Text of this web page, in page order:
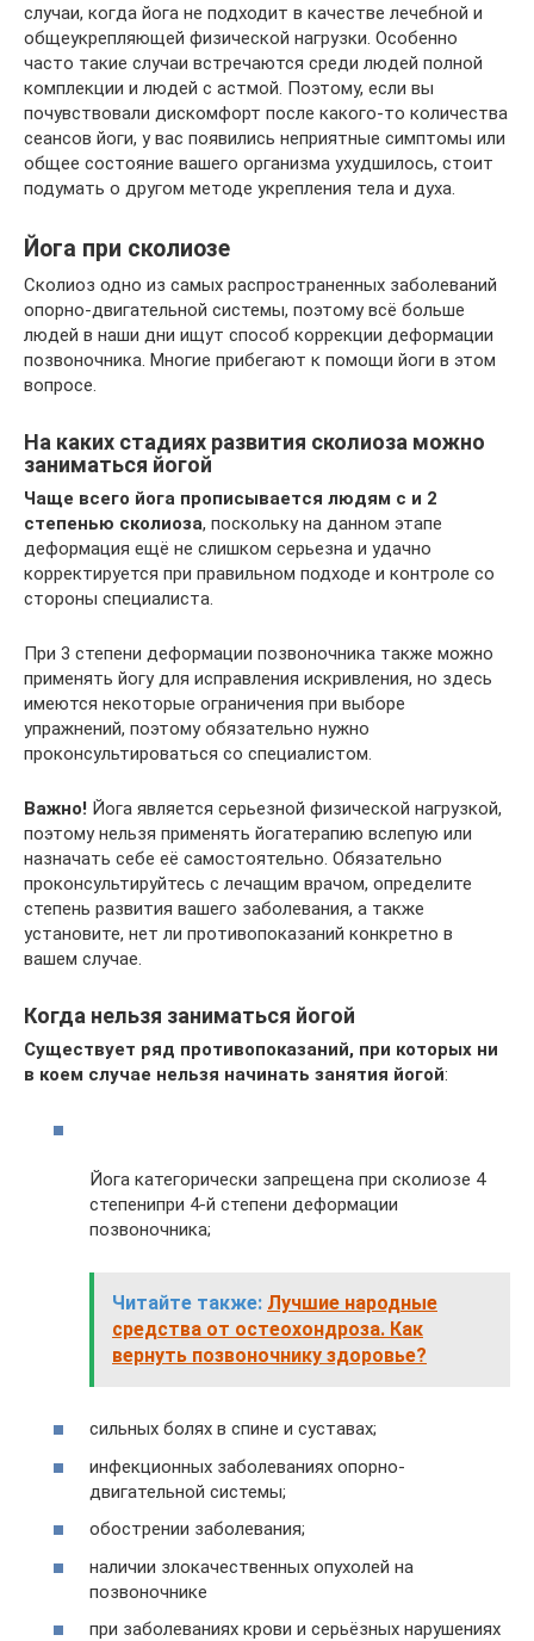
случаи, когда йога не подходит в качестве лечебной и
общеукрепляющей физической нагрузки. Особенно
часто такие случаи встречаются среди людей полной
комплекции и людей с астмой. Поэтому, если вы
почувствовали дискомфорт после какого-то количества
сеансов йоги, у вас появились неприятные симптомы или
общее состояние вашего организма ухудшилось, стоит
подумать о другом методе укрепления тела и духа.
Йога при сколиозе
Сколиоз одно из самых распространенных заболеваний
опорно-двигательной системы, поэтому всё больше
людей в наши дни ищут способ коррекции деформации
позвоночника. Многие прибегают к помощи йоги в этом
вопросе.
На каких стадиях развития сколиоза можно
заниматься йогой
Чаще всего йога прописывается людям с и 2
степенью сколиоза, поскольку на данном этапе
деформация ещё не слишком серьезна и удачно
корректируется при правильном подходе и контроле со
стороны специалиста.
При 3 степени деформации позвоночника также можно
применять йогу для исправления искривления, но здесь
имеются некоторые ограничения при выборе
упражнений, поэтому обязательно нужно
проконсультироваться со специалистом.
Важно! Йога является серьезной физической нагрузкой,
поэтому нельзя применять йогатерапию вслепую или
назначать себе её самостоятельно. Обязательно
проконсультируйтесь с лечащим врачом, определите
степень развития вашего заболевания, а также
установите, нет ли противопоказаний конкретно в
вашем случае.
Когда нельзя заниматься йогой
Существует ряд противопоказаний, при которых ни
в коем случае нельзя начинать занятия йогой:
Йога категорически запрещена при сколиозе 4
степенипри 4-й степени деформации
позвоночника;
Читайте также: Лучшие народные
средства от остеохондроза. Как
вернуть позвоночнику здоровье?
сильных болях в спине и суставах;
инфекционных заболеваниях опорно-
двигательной системы;
обострении заболевания;
наличии злокачественных опухолей на
позвоночнике
при заболеваниях крови и серьёзных нарушениях